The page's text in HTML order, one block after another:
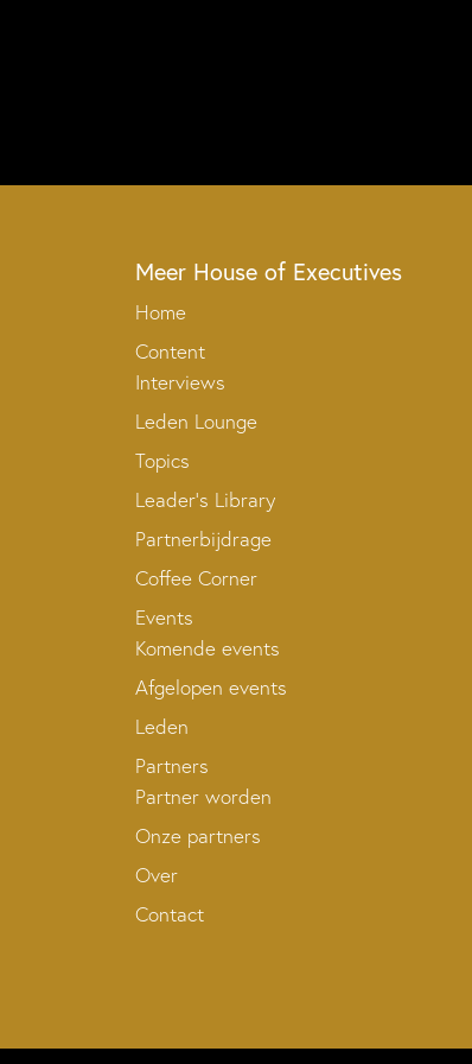
Meer House of Executives
Home
Content
Interviews
Leden Lounge
Topics
Leader’s Library
Partnerbijdrage
Coffee Corner
Events
Komende events
Afgelopen events
Leden
Partners
Partner worden
Onze partners
Over
Contact